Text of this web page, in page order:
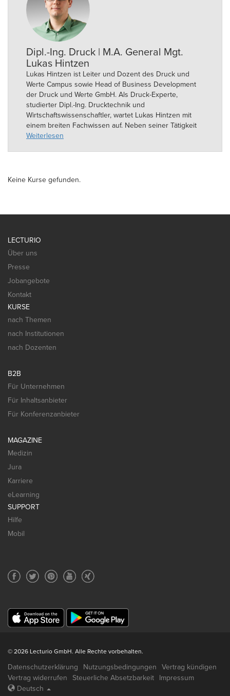
Dipl.-Ing. Druck | M.A. General Mgt.
Lukas Hintzen
Lukas Hintzen ist Leiter und Dozent des Druck und
Werte Campus sowie Head of Business Development
der Druck und Werte GmbH. Als Druck-Experte,
studierter Dipl.-Ing. Drucktechnik und
Wirtschaftswissenschaftler, wartet Lukas Hintzen mit
einem breiten Fachwissen auf. Neben seiner Tätigkeit
als Dozent ist der auch für die Kundenbetreuung und
Verständnis für die Prozesse und Möglichkeiten der
campus.de/ueber-uns/.
Weiterlesen
Keine Kurse gefunden.
LECTURIO
Über uns
Presse
Jobangebote
Kontakt
KURSE
nach Themen
nach Institutionen
nach Dozenten
B2B
Für Unternehmen
Für Inhaltsanbieter
Für Konferenzanbieter
MAGAZINE
Medizin
Jura
Karriere
eLearning
SUPPORT
Hilfe
Mobil
© 2026 Lecturio GmbH. Alle Rechte vorbehalten.
Datenschutzerklärung Nutzungsbedingungen
Vertrag kündigen
Vertrag widerrufen
Steuerliche Absetzbarkeit
Impressum
Deutsch